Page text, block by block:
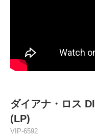
ダイアナ・ロス
(LP)
VIP-6592